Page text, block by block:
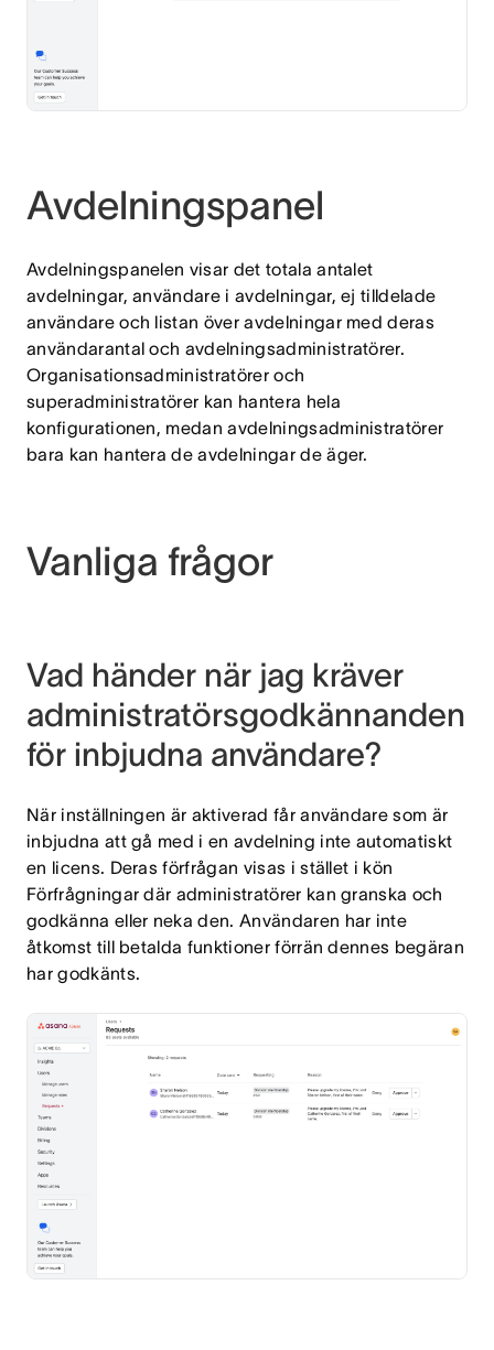
Avdelningspanel
Avdelningspanelen visar det totala antalet
avdelningar, användare i avdelningar, ej tilldelade
användare och listan över avdelningar med deras
användarantal och avdelningsadministratörer.
Organisationsadministratörer och
superadministratörer kan hantera hela
konfigurationen, medan avdelningsadministratörer
bara kan hantera de avdelningar de äger.
Vanliga frågor
Vad händer när jag kräver
administratörsgodkännanden
för inbjudna användare?
När inställningen är aktiverad får användare som är
inbjudna att gå med i en avdelning inte automatiskt
en licens. Deras förfrågan visas i stället i kön
Förfrågningar där administratörer kan granska och
godkänna eller neka den. Användaren har inte
åtkomst till betalda funktioner förrän dennes begäran
har godkänts.